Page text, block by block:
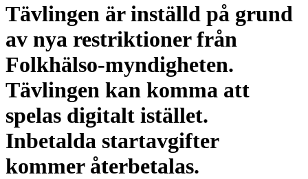
Tävlingen är inställd på grund
av nya restriktioner från
Folkhälso-myndigheten.
Tävlingen kan komma att
spelas digitalt istället.
Inbetalda startavgifter
kommer återbetalas.